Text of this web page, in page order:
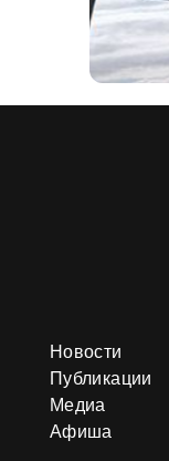
Новости
Публикации
Медиа
Афиша